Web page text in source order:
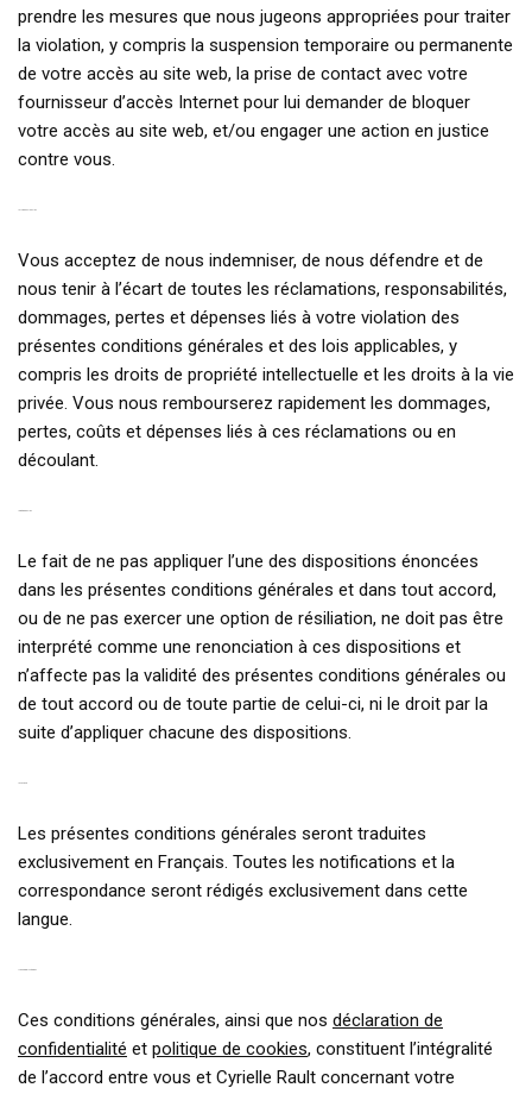
prendre les mesures que nous jugeons appropriées pour traiter
la violation, y compris la suspension temporaire ou permanente
de votre accès au site web, la prise de contact avec votre
fournisseur d’accès Internet pour lui demander de bloquer
votre accès au site web, et/ou engager une action en justice
contre vous.
Vous acceptez de nous indemniser, de nous défendre et de
nous tenir à l’écart de toutes les réclamations, responsabilités,
dommages, pertes et dépenses liés à votre violation des
présentes conditions générales et des lois applicables, y
compris les droits de propriété intellectuelle et les droits à la vie
privée. Vous nous rembourserez rapidement les dommages,
pertes, coûts et dépenses liés à ces réclamations ou en
découlant.
Le fait de ne pas appliquer l’une des dispositions énoncées
dans les présentes conditions générales et dans tout accord,
ou de ne pas exercer une option de résiliation, ne doit pas être
interprété comme une renonciation à ces dispositions et
n’affecte pas la validité des présentes conditions générales ou
de tout accord ou de toute partie de celui-ci, ni le droit par la
suite d’appliquer chacune des dispositions.
Les présentes conditions générales seront traduites
exclusivement en Français. Toutes les notifications et la
correspondance seront rédigés exclusivement dans cette
langue.
Ces conditions générales, ainsi que nos déclaration de
confidentialité et politique de cookies, constituent l’intégralité
de l’accord entre vous et Cyrielle Rault concernant votre